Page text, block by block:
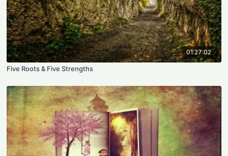
01:27:02
Five Roots & Five Strengths